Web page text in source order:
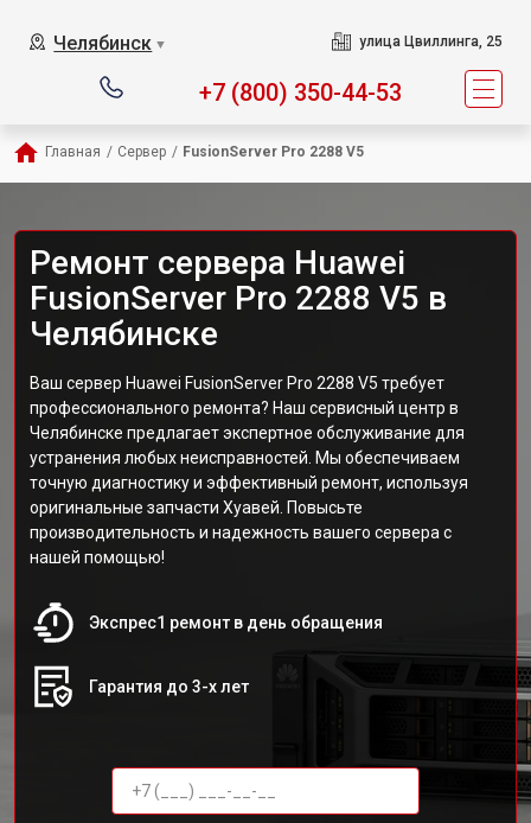
Челябинск ▼ улица Цвиллинга, 25
+7 (800) 350-44-53
Главная / Сервер / FusionServer Pro 2288 V5
Ремонт сервера Huawei
FusionServer Pro 2288 V5 в
Челябинске
Ваш сервер Huawei FusionServer Pro 2288 V5 требует
профессионального ремонта? Наш сервисный центр в
Челябинске предлагает экспертное обслуживание для
устранения любых неисправностей. Мы обеспечиваем
точную диагностику и эффективный ремонт, используя
оригинальные запчасти Хуавей. Повысьте
производительность и надежность вашего сервера с
нашей помощью!
Экспрес1 ремонт в день обращения
Гарантия до 3-х лет